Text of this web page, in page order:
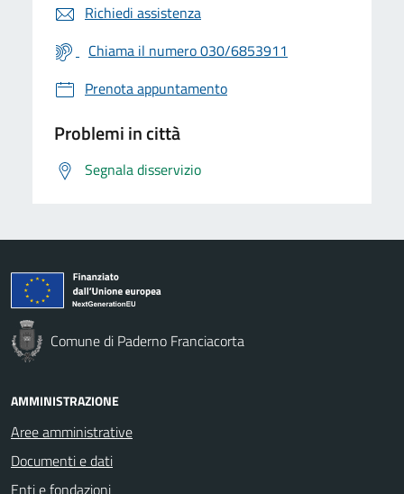
Richiedi assistenza
Chiama il numero 030/6853911
Prenota appuntamento
Problemi in città
Segnala disservizio
Comune di Paderno Franciacorta
AMMINISTRAZIONE
Aree amministrative
Documenti e dati
Enti e fondazioni